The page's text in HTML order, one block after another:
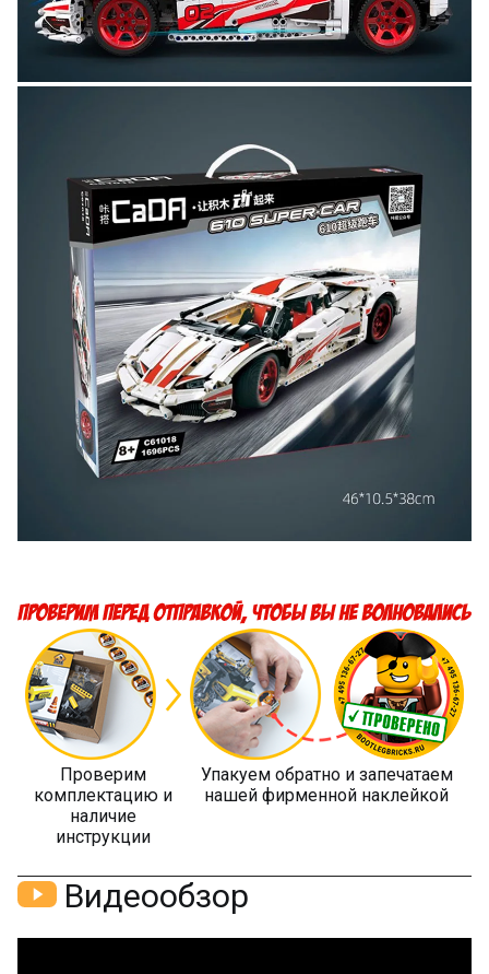
Проверим
комплектацию и
наличие
инструкции
Упакуем обратно и запечатаем
нашей фирменной наклейкой
Видеообзор